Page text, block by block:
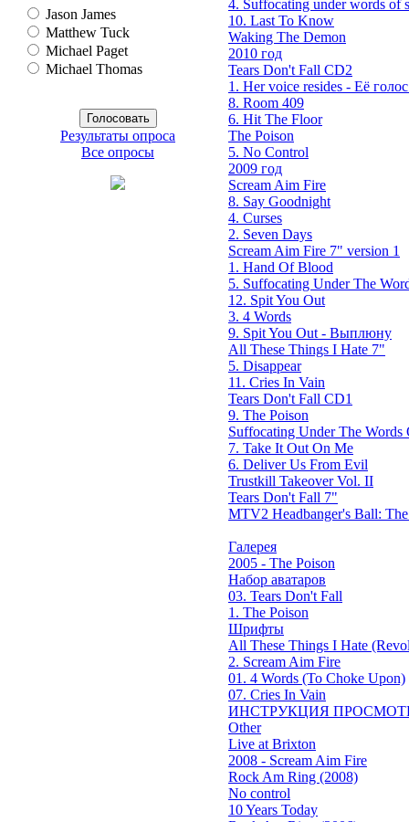
Jason James
Matthew Tuck
Michael Paget
Michael Thomas
Результаты опроса
Все опросы
4. Suffocating under words of
10. Last To Know
Waking The Demon
2010 год
Tears Don't Fall CD2
1. Her voice resides - Её
8. Room 409
6. Hit The Floor
The Poison
5. No Control
2009 год
Scream Aim Fire
8. Say Goodnight
4. Curses
2. Seven Days
Scream Aim Fire 7" version 1
1. Hand Of Blood
5. Suffocating Under The
12. Spit You Out
3. 4 Words
9. Spit You Out - Выплюну
All These Things I Hate 7"
5. Disappear
11. Cries In Vain
Tears Don't Fall CD1
9. The Poison
Suffocating Under The Words
7. Take It Out On Me
6. Deliver Us From Evil
Trustkill Takeover Vol. II
Tears Don't Fall 7"
MTV2 Headbanger's Ball:
Галерея
2005 - The Poison
Набор аватаров
03. Tears Don't Fall
1. The Poison
Шрифты
All These Things I Hate
2. Scream Aim Fire
01. 4 Words (To Choke Upon)
07. Cries In Vain
ИНСТРУКЦИЯ
Other
Live at Brixton
2008 - Scream Aim Fire
Rock Am Ring (2008)
No control
10 Years Today